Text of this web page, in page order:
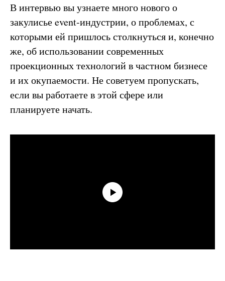
В интервью вы узнаете много нового о
закулисье event-индустрии, о проблемах, с
которыми ей пришлось столкнуться и, конечно
же, об использовании современных
проекционных технологий в частном бизнесе
и их окупаемости. Не советуем пропускать,
если вы работаете в этой сфере или
планируете начать.